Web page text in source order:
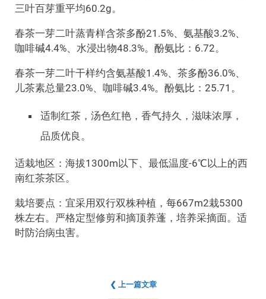
三叶百芽重平均60.2g。
春茶一芽二叶蒸青样含茶多酚21.5%、氨基酸3.2%、
咖啡碱4.4%、水浸出物48.3%。酚氨比：6.72。
春茶一芽二叶干样约含氨基酸1.4%、茶多酚36.0%、
儿茶素总量23.0%、咖啡碱3.4%。酚氨比：25.71。
适制红茶，汤色红艳，香气持久，滋味浓厚，
品质优良。
适栽地区：海拔1300m以下、最低温度-6℃以上的西
南红茶茶区。
栽培要点：宜采用双行双株种植，每667m2栽5300
株左右。严格定型修剪和摘顶养蓬，培养采摘面。适
时防治病虫害。
❮ 上一篇文章